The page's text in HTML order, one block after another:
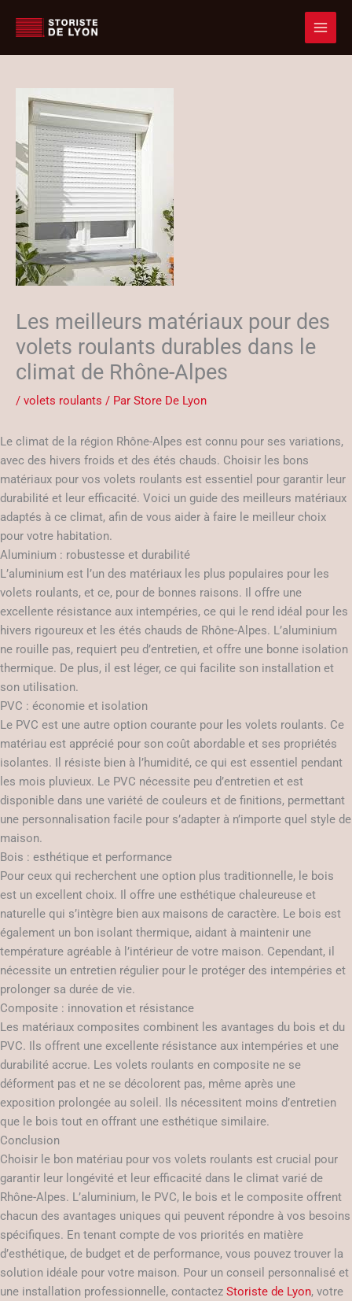
Les meilleurs matériaux pour des volets roulants durables dans le climat de
Rhône-Alpes
Les meilleurs matériaux pour des
volets roulants durables dans le
climat de Rhône-Alpes
/ volets roulants / Par Store De Lyon
Le climat de la région Rhône-Alpes est connu pour ses variations,
avec des hivers froids et des étés chauds. Choisir les bons
matériaux pour vos volets roulants est essentiel pour garantir leur
durabilité et leur efficacité. Voici un guide des meilleurs matériaux
adaptés à ce climat, afin de vous aider à faire le meilleur choix
pour votre habitation.
Aluminium : robustesse et durabilité
L’aluminium est l’un des matériaux les plus populaires pour les
volets roulants, et ce, pour de bonnes raisons. Il offre une
excellente résistance aux intempéries, ce qui le rend idéal pour les
hivers rigoureux et les étés chauds de Rhône-Alpes. L’aluminium
ne rouille pas, requiert peu d’entretien, et offre une bonne isolation
thermique. De plus, il est léger, ce qui facilite son installation et
son utilisation.
PVC : économie et isolation
Le PVC est une autre option courante pour les volets roulants. Ce
matériau est apprécié pour son coût abordable et ses propriétés
isolantes. Il résiste bien à l’humidité, ce qui est essentiel pendant
les mois pluvieux. Le PVC nécessite peu d’entretien et est
disponible dans une variété de couleurs et de finitions, permettant
une personnalisation facile pour s’adapter à n’importe quel style de
maison.
Bois : esthétique et performance
Pour ceux qui recherchent une option plus traditionnelle, le bois
est un excellent choix. Il offre une esthétique chaleureuse et
naturelle qui s’intègre bien aux maisons de caractère. Le bois est
également un bon isolant thermique, aidant à maintenir une
température agréable à l’intérieur de votre maison. Cependant, il
nécessite un entretien régulier pour le protéger des intempéries et
prolonger sa durée de vie.
Composite : innovation et résistance
Les matériaux composites combinent les avantages du bois et du
PVC. Ils offrent une excellente résistance aux intempéries et une
durabilité accrue. Les volets roulants en composite ne se
déforment pas et ne se décolorent pas, même après une
exposition prolongée au soleil. Ils nécessitent moins d’entretien
que le bois tout en offrant une esthétique similaire.
Conclusion
Choisir le bon matériau pour vos volets roulants est crucial pour
garantir leur longévité et leur efficacité dans le climat varié de
Rhône-Alpes. L’aluminium, le PVC, le bois et le composite offrent
chacun des avantages uniques qui peuvent répondre à vos besoins
spécifiques. En tenant compte de vos priorités en matière
d’esthétique, de budget et de performance, vous pouvez trouver la
solution idéale pour votre maison. Pour un conseil personnalisé et
une installation professionnelle, contactez Storiste de Lyon, votre